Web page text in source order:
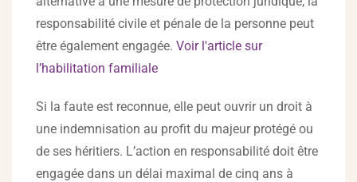
responsabilité civile et pénale de la personne peut
être également engagée. Voir l'article sur
l’habilitation familiale
Si la faute est reconnue, elle peut ouvrir un droit à
une indemnisation au profit du majeur protégé ou
de ses héritiers. L’action en responsabilité doit être
engagée dans un délai maximal de cinq ans à